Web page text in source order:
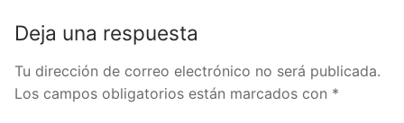
Deja una respuesta
Tu dirección de correo electrónico no será publicada.
Los campos obligatorios están marcados con *